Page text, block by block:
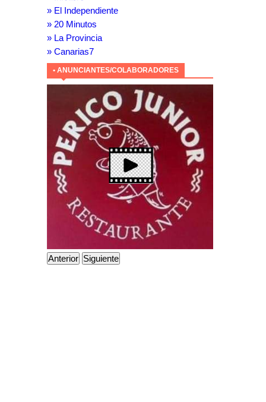
» El Independiente
» 20 Minutos
» La Provincia
» Canarias7
• ANUNCIANTES/COLABORADORES
Anterior Siguiente